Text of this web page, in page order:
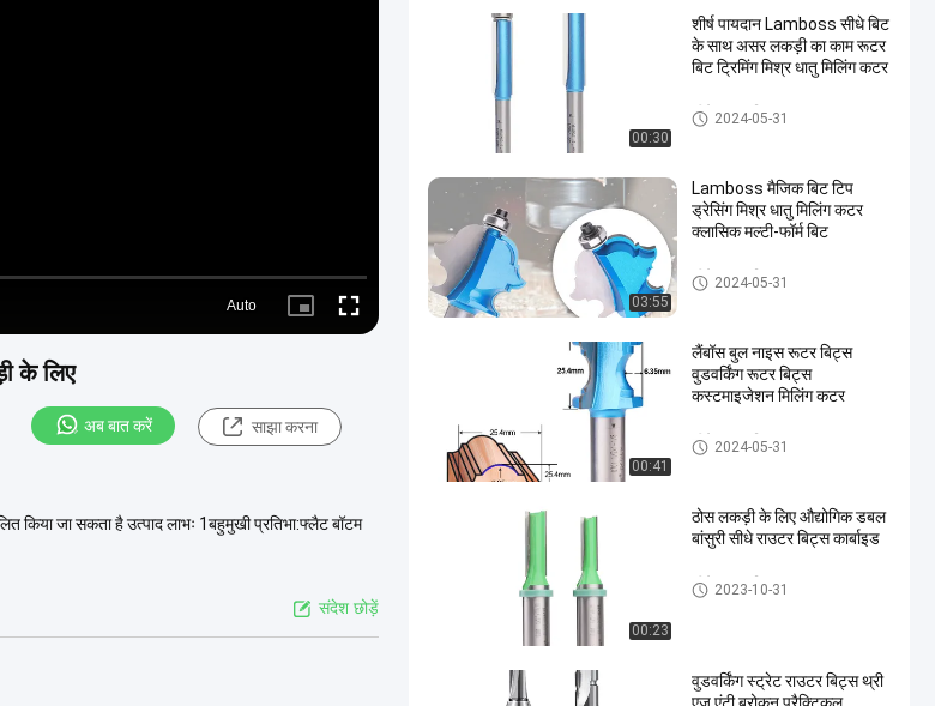
Auto
Picture- Fullscreen
के लिए
अब बात करें साझा करना
किया जा सकता है उत्पाद लाभः 1बहुमुखी प्रतिभा:फ्लैट बॉटम
संदेश छोड़ें
00:30
शीर्ष पायदान Lamboss सीधे बिट
के साथ असर लकड़ी का काम रूटर
बिट ट्रिमिंग मिश्र धातु मिलिंग कटर
सीधे राउटर बिट्स
2024-05-31
03:55
Lamboss मैजिक बिट टिप
ड्रेसिंग मिश्र धातु मिलिंग कटर
क्लासिक मल्टी-फॉर्म बिट
सीधे राउटर बिट्स
2024-05-31
00:41
लैंबॉस बुल नाइस रूटर बिट्स
वुडवर्किंग रूटर बिट्स
कस्टमाइजेशन मिलिंग कटर
सीधे राउटर बिट्स
2024-05-31
00:23
ठोस लकड़ी के लिए औद्योगिक डबल
बांसुरी सीधे राउटर बिट्स कार्बाइड
सीधे राउटर बिट्स
2023-10-31
वुडवर्किंग स्ट्रेट राउटर बिट्स थ्री